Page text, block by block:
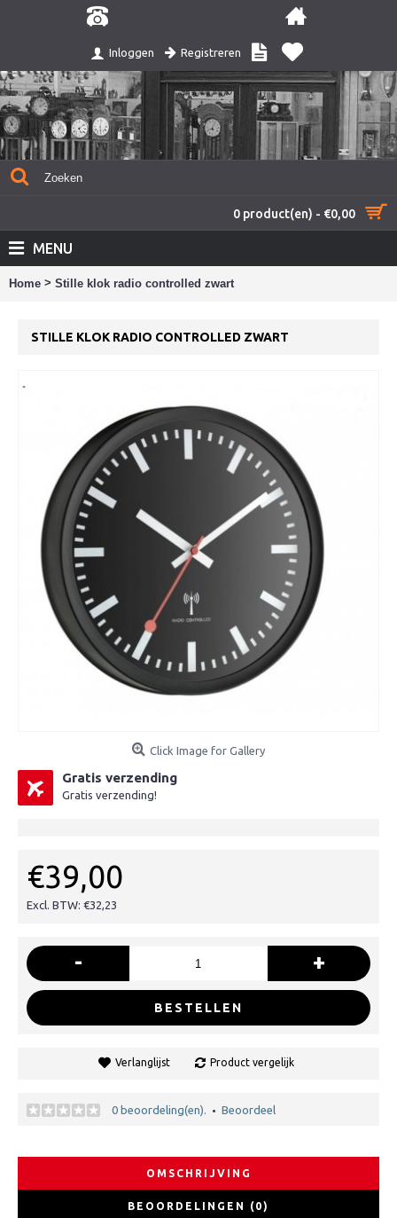
Inloggen Registreren
0 product(en) - €0,00
MENU
Home > Stille klok radio controlled zwart
STILLE KLOK RADIO CONTROLLED ZWART
Click Image for Gallery
Gratis verzending
Gratis verzending!
€39,00
Excl. BTW: €32,23
- +
BESTELLEN
Verlanglijst Product vergelijk
0 beoordeling(en). • Beoordeel
OMSCHRIJVING
BEOORDELINGEN (0)